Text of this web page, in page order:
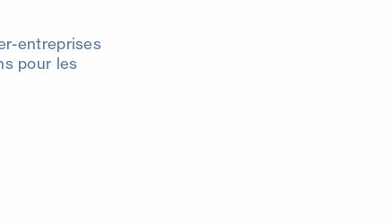
entreprises
pour les